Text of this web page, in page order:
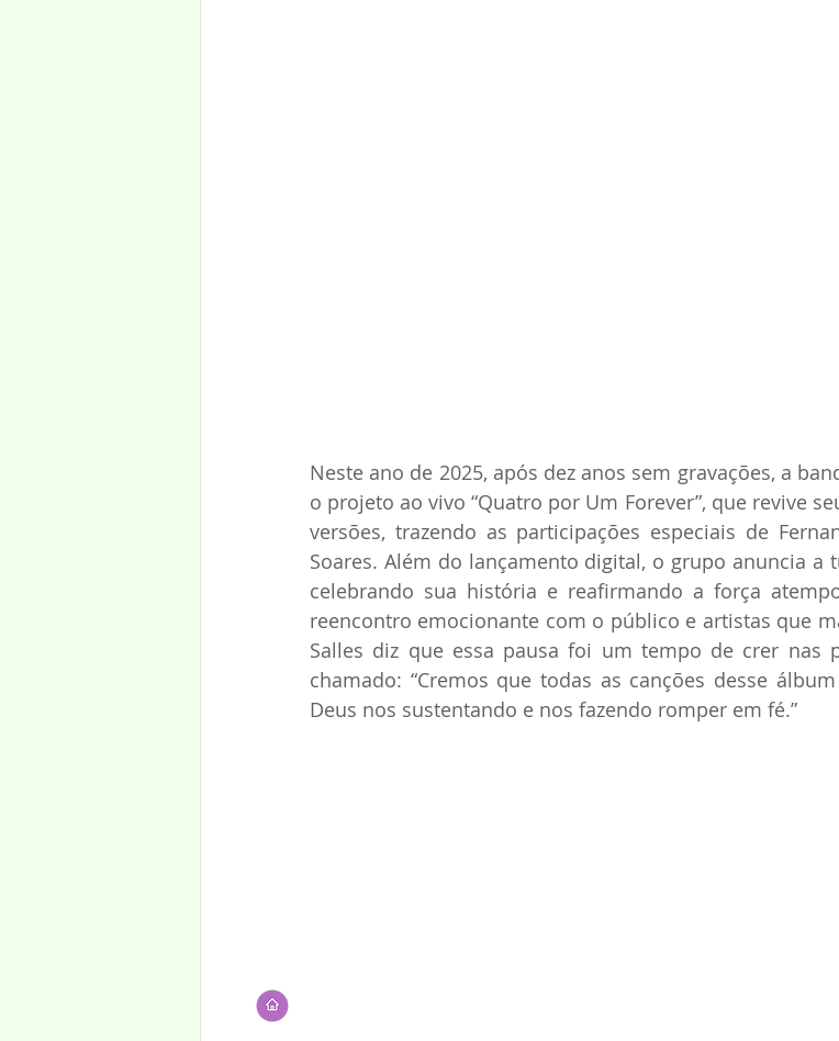
Neste ano de 2025, após dez anos sem gravações, a
o projeto ao vivo “Quatro por Um Forever”, que revive
versões, trazendo as participações especiais de
Soares. Além do lançamento digital, o grupo anuncia a
celebrando sua história e reafirmando a força
reencontro emocionante com o público e artistas que
Salles diz que essa pausa foi um tempo de crer nas
chamado: “Cremos que todas as canções desse
Deus nos sustentando e nos fazendo romper em fé.”